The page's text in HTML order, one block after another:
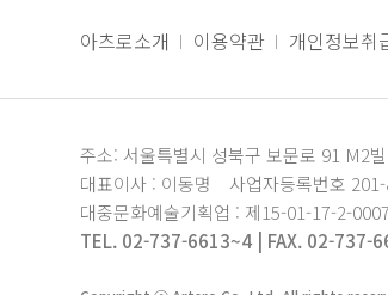
아츠로소개 이용약관 개인정보취
주소: 서울특별시 성북구 보문로 91 M2
대표이사 : 이동명
사업자등록번호
대중문화예술기획업 : 제15-01-17-2-
TEL. 02-737-6613~4 | FAX. 02-737-